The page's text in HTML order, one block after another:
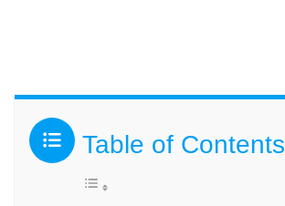
Table of Contents